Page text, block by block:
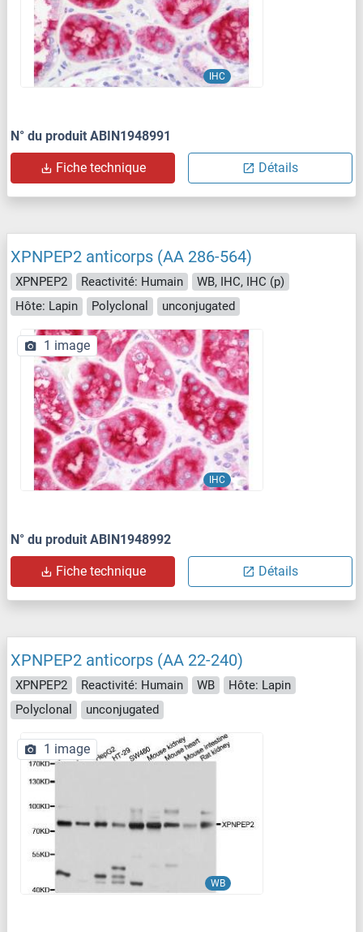
IHC
N° du produit ABIN1948991
Fiche technique Détails
XPNPEP2 anticorps (AA 286-564)
XPNPEP2 Reactivité: Humain
WB, IHC, IHC (p)
Hôte: Lapin
Polyclonal unconjugated
IHC
1 image
N° du produit ABIN1948992
Fiche technique Détails
XPNPEP2 anticorps (AA 22-240)
XPNPEP2 Reactivité: Humain WB
Hôte: Lapin
Polyclonal
unconjugated
WB
1 image